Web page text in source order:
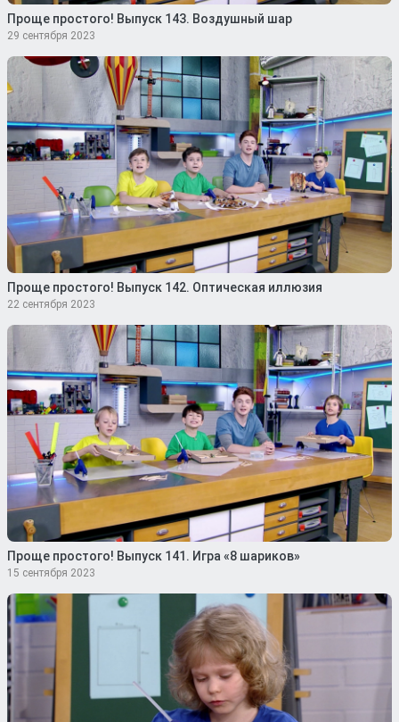
Проще простого! Выпуск 143. Воздушный шар
29 сентября 2023
Проще простого! Выпуск 142. Оптическая иллюзия
22 сентября 2023
Проще простого! Выпуск 141. Игра «8 шариков»
15 сентября 2023